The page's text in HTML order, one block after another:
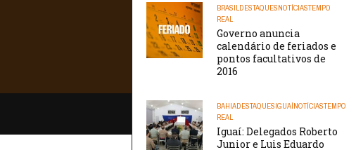
BRASILDESTAQUESNOTÍCIASTEMPO
REAL
Governo anuncia
calendário de feriados e
pontos facultativos de
2016
BAHIADESTAQUESIGUAÍNOTÍCIASTEMPO
REAL
Iguaí: Delegados Roberto
Junior e Luis Eduardo
/// WebtivaHOSTING